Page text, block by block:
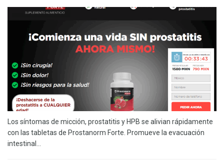
Los síntomas de micción, prostatitis y HPB se alivian rápidamente
con las tabletas de Prostanorm Forte. Promueve la evacuación
intestinal...